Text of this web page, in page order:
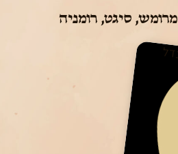
מרומש, סיגט, רומניה